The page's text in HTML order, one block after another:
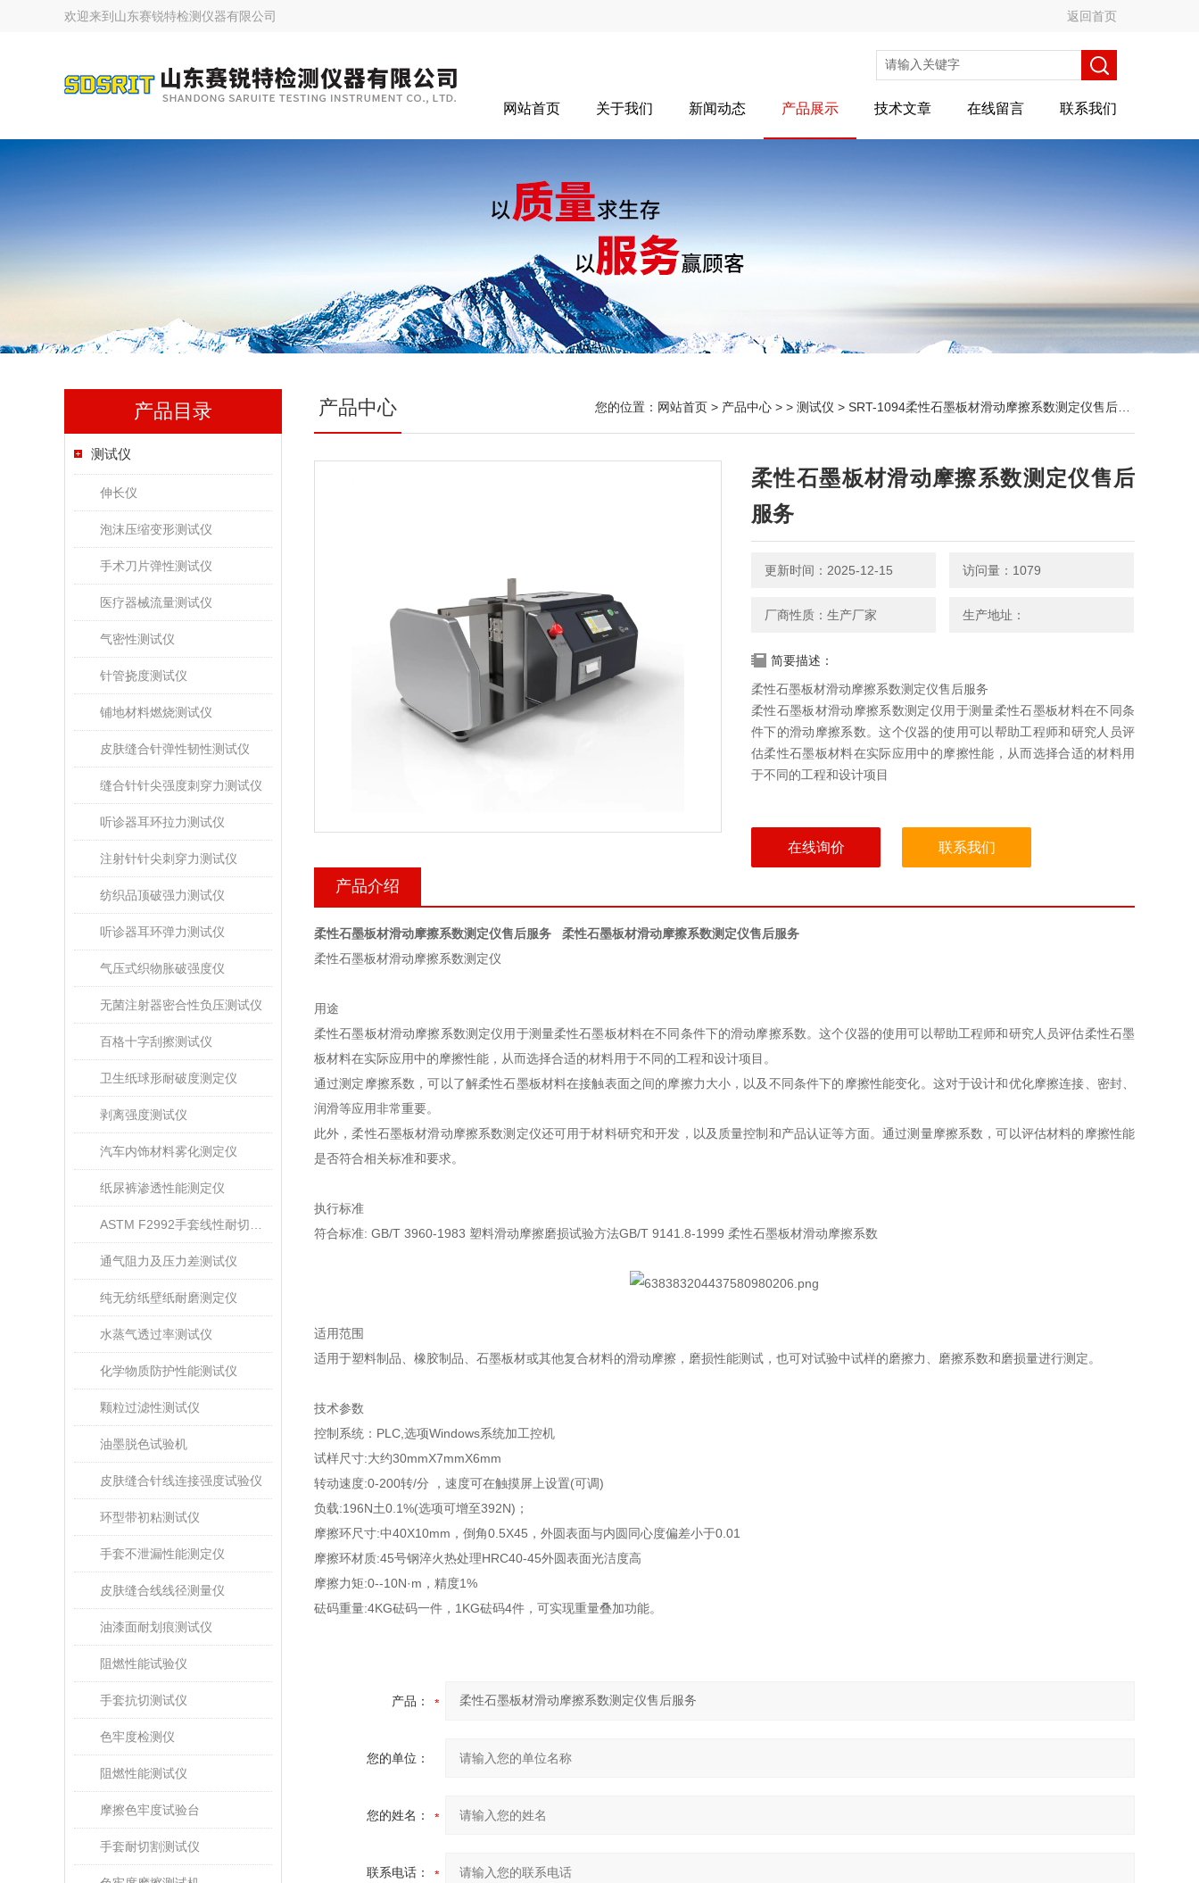
欢迎来到 山东赛锐特检测仪器有限公司 返回首页
网站首页 关于我们 新闻动态 产品展示 技术文章 在线留言 联系我们
产品目录
测试仪
伸长仪
泡沫压缩变形测试仪
手术刀片弹性测试仪
医疗器械流量测试仪
气密性测试仪
针管挠度测试仪
铺地材料燃烧测试仪
皮肤缝合针弹性韧性测试仪
缝合针针尖强度刺穿力测试仪
听诊器耳环拉力测试仪
注射针针尖刺穿力测试仪
纺织品顶破强力测试仪
听诊器耳环弹力测试仪
气压式织物胀破强度仪
无菌注射器密合性负压测试仪
百格十字刮擦测试仪
卫生纸球形耐破度测定仪
剥离强度测试仪
汽车内饰材料雾化测定仪
纸尿裤渗透性能测定仪
通气阻力及压力差测试仪
纯无纺纸壁纸耐磨测定仪
水蒸气透过率测试仪
化学物质防护性能测试仪
颗粒过滤性测试仪
油墨脱色试验机
皮肤缝合针线连接强度试验仪
环型带初粘测试仪
手套不泄漏性能测定仪
皮肤缝合线线径测量仪
油漆面耐划痕测试仪
阻燃性能试验仪
手套抗切测试仪
色牢度检测仪
阻燃性能测试仪
摩擦色牢度试验台
手套耐切割测试仪
产品中心 您的位置： 网站首页 > 产品中心 > > 测试仪 > SRT-1094柔性石墨板材滑动摩擦系数测定仪售后服务
柔性石墨板材滑动摩擦系数测定仪售后
服务
更新时间：2025-12-15 访问量：1079
厂商性质：生产厂家 生产地址：
简要描述：
柔性石墨板材滑动摩擦系数测定仪售后服务
柔性石墨板材滑动摩擦系数测定仪用于测量柔性石墨板材料在不同条
件下的滑动摩擦系数。这个仪器的使用可以帮助工程师和研究人员评
估柔性石墨板材料在实际应用中的摩擦性能，从而选择合适的材料用
于不同的工程和设计项目
在线询价 联系我们
产品介绍
柔性石墨板材滑动摩擦系数测定仪售后服务
柔性石墨板材滑动摩擦系数测定仪售后服务
柔性石墨板材滑动摩擦系数测定仪
用途
柔性石墨板材滑动摩擦系数测定仪用于测量柔性石墨板材料在不同条件下的滑动摩擦系数。这个仪器的使用可以帮助工程师和研究人员评估柔性石墨
板材料在实际应用中的摩擦性能，从而选择合适的材料用于不同的工程和设计项目。
通过测定摩擦系数，可以了解柔性石墨板材料在接触表面之间的摩擦力大小，以及不同条件下的摩擦性能变化。这对于设计和优化摩擦连接、密封、
润滑等应用非常重要。
此外，柔性石墨板材滑动摩擦系数测定仪还可用于材料研究和开发，以及质量控制和产品认证等方面。通过测量摩擦系数，可以评估材料的摩擦性能
是否符合相关标准和要求。
执行标准
符合标准: GB/T 3960-1983 塑料滑动摩擦磨损试验方法GB/T 9141.8-1999 柔性石墨板材滑动摩擦系数
适用范围
适用于塑料制品、橡胶制品、石墨板材或其他复合材料的滑动摩擦，磨损性能测试，也可对试验中试样的磨擦力、磨擦系数和磨损量进行测定。
技术参数
控制系统： PLC, 选项Windows系统加工控机
试样尺寸:大约30mmX7mmX6mm
转动速度:0-200转/分 ，速度可在触摸屏上设置(可调)
负载:196N土0.1%(选项可增至392N) ；
摩擦环尺寸:中40X10mm ，倒角0.5X45 ，外圆表面与内圆同心度偏差小于0.01
摩擦环材质:45号钢淬火热处理HRC40-45外圆表面光洁度高
摩擦力矩:0--10N·m ， 精度1%
砝码重量:4KG砝码一件， 1KG砝码4件，可实现重量叠加功能。
产品：
您的单位：
您的姓名：
联系电话：